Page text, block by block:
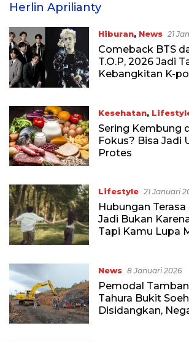
Herlin Aprilianty
Hiburan, News 21
Comeback BTS
T.O.P, 2026 Jadi
Kebangkitan K-
Kesehatan,
Sering Kembung
Fokus? Bisa Jadi
Protes
Lifestyle 21 Januari
Hubungan
Jadi Bukan
Tapi Kamu Lupa
News 8 Januari 2026
Pemodal
Tahura Bukit
Disidangkan,